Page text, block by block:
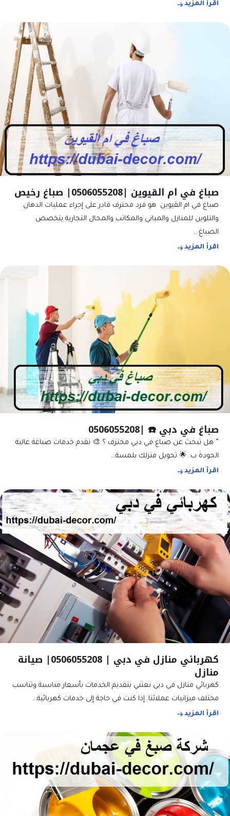
اقرأ المزيد
صباغ في ام القيوين |0506055208| صباغ رخيص
صباغ في ام القيوين هو فرد محترف قادر على إجراء عمليات الدهان
والتلوين للمنازل والمباني والمكاتب والمحال التجارية يتخصص
الصباغ…
اقرأ المزيد
صباغ في دبي ☎️ |0506055208
” هل تبحث عن صباغ في دبي محترف ؟ 🎨 نقدم خدمات صباغة عالية
الجودة ب. 🌟 تحويل منزلك بلمسة…
اقرأ المزيد
كهربائي منازل في دبي | 0506055208| صيانة
منازل
كهربائي منازل في دبي نعتني بتقديم الخدمات بأسعار مناسبة وتناسب
مختلف ميزانيات عملائنا. إذا كنت في حاجة إلى خدمات كهربائية…
اقرأ المزيد